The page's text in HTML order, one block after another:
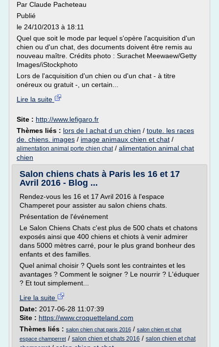
Par Claude Pacheteau
Publié
le 24/10/2013 à 18:11
Quel que soit le mode par lequel s'opère l'acquisition d'un
chien ou d'un chat, des documents doivent être remis au
nouveau maître. Crédits photo : Surachet Meewaew/Getty
Images/iStockphoto
Lors de l'acquisition d'un chien ou d'un chat - à titre
onéreux ou gratuit -, un certain...
Lire la suite
Site : http://www.lefigaro.fr
Thèmes liés : lors de l achat d un chien / toute. les races
de. chiens. images / image animaux chien et chat /
alimentation animal porte chien chat/ alimentation animal chat
chien
Salon chiens chats à Paris les 16 et 17
Avril 2016 - Blog ...
Rendez-vous les 16 et 17 Avril 2016 à l'espace
Champeret pour assister au salon chiens chats.
Présentation de l'événement
Le Salon Chiens Chats c'est plus de 500 chats et chatons
exposés ainsi que 400 chiens et chiots à venir admirer
dans 5000 mètres carré, pour le plus grand bonheur des
enfants et des familles.
Quel animal choisir ? Quels sont les contraintes et les
avantages ? Comment le soigner ? Le nourrir ? L'éduquer
? Et tout simplement...
Lire la suite
Date: 2017-06-28 11:07:39
Site : https://www.croquetteland.com
Thèmes liés : salon chien chat paris 2016 / salon chien et chat
espace champerret / salon chien et chats 2016 / salon chien et chat